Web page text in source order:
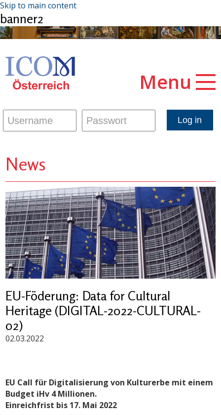
Skip to main content
banner2
Menu
News
EU-Föderung: Data for Cultural
Heritage (DIGITAL-2022-CULTURAL-
02)
02.03.2022
EU Call für Digitalisierung von Kulturerbe mit einem
Budget iHv 4 Millionen.
Einreichfrist bis 17. Mai 2022